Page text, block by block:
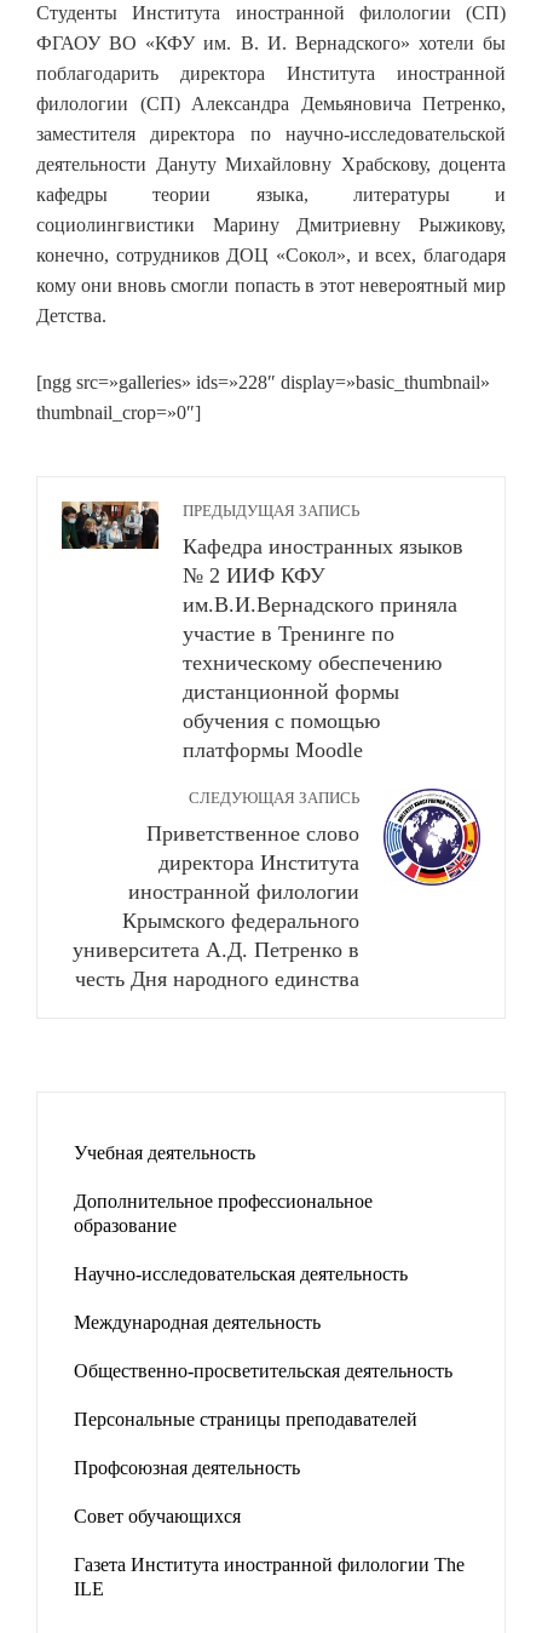
Студенты Института иностранной филологии (СП)
ФГАОУ ВО «КФУ им. В. И. Вернадского» хотели бы
поблагодарить директора Института иностранной
филологии (СП) Александра Демьяновича Петренко,
заместителя директора по научно-исследовательской
деятельности Дануту Михайловну Храбскову, доцента
кафедры теории языка, литературы и
социолингвистики Марину Дмитриевну Рыжикову,
конечно, сотрудников ДОЦ «Сокол», и всех, благодаря
кому они вновь смогли попасть в этот невероятный мир
Детства.
[ngg src=»galleries» ids=»228″ display=»basic_thumbnail»
thumbnail_crop=»0″]
ПРЕДЫДУЩАЯ ЗАПИСЬ
Кафедра иностранных языков
№ 2 ИИФ КФУ
им.В.И.Вернадского приняла
участие в Тренинге по
техническому обеспечению
дистанционной формы
обучения с помощью
платформы Moodle
СЛЕДУЮЩАЯ ЗАПИСЬ
Приветственное слово
директора Института
иностранной филологии
Крымского федерального
университета А.Д. Петренко в
честь Дня народного единства
Учебная деятельность
Дополнительное профессиональное
образование
Научно-исследовательская деятельность
Международная деятельность
Общественно-просветительская деятельность
Персональные страницы преподавателей
Профсоюзная деятельность
Совет обучающихся
Газета Института иностранной филологии The
ILE